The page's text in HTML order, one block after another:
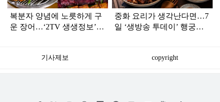
복분자 양념에 노릇하게 구
운 장어…‘2TV 생생정보’
중화 요리가 생각난다면…7
일 ‘생방송 투데이’ 행궁동
기사제보 copyright